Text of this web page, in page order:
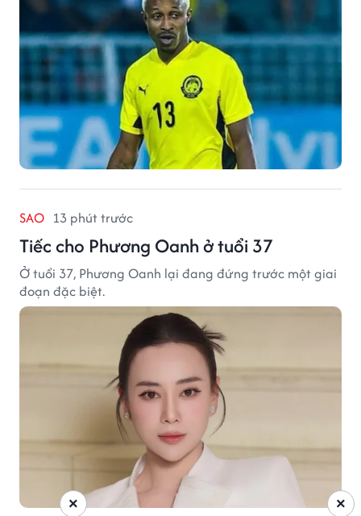
SAO 13 phút trước
Tiếc cho Phương Oanh ở tuổi 37
Ở tuổi 37, Phương Oanh lại đang đứng trước một giai
đoạn đặc biệt.
×
×